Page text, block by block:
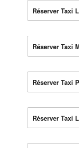
Réserver Taxi
Réserver Taxi
Réserver Taxi
Réserver Taxi